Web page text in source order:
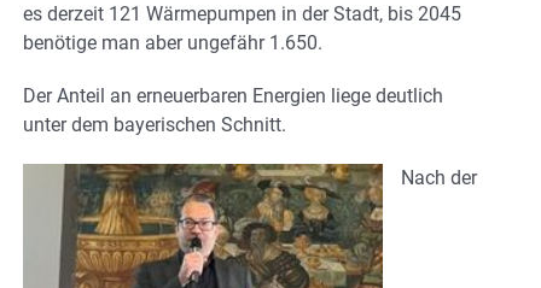
es derzeit 121 Wärmepumpen in der Stadt, bis 2045
benötige man aber ungefähr 1.650.
Der Anteil an erneuerbaren Energien liege deutlich
unter dem bayerischen Schnitt.
Nach der